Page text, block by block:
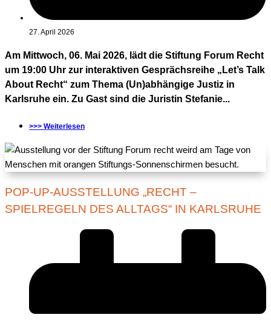
27. April 2026
Am Mittwoch, 06. Mai 2026, lädt die Stiftung Forum Recht
um 19:00 Uhr zur interaktiven Gesprächsreihe „Let’s Talk
About Recht“ zum Thema (Un)abhängige Justiz in
Karlsruhe ein. Zu Gast sind die Juristin Stefanie...
>>> Weiterlesen
POP-UP-AUSSTELLUNG „RECHT –
SPIELREGELN DES ALLTAGS“ IN KARLSRUHE